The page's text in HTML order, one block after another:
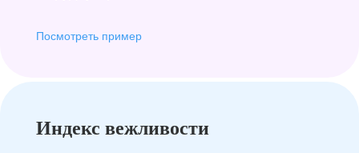
Посмотреть пример
Индекс вежливости